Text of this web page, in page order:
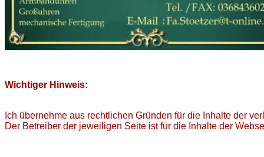
Wichtiger Hinweis:
Ich übernehme aus rechtlichen Gründen für die Inhalte der
Der Betreiber der jeweiligen Seite ist für die Inhalte der